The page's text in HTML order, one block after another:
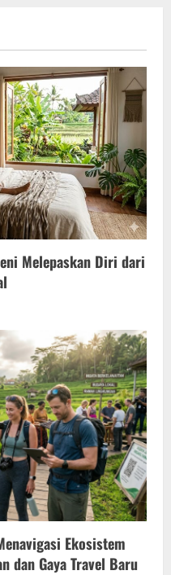
Melepaskan Diri dari
Ekosistem
dan Gaya Travel Baru